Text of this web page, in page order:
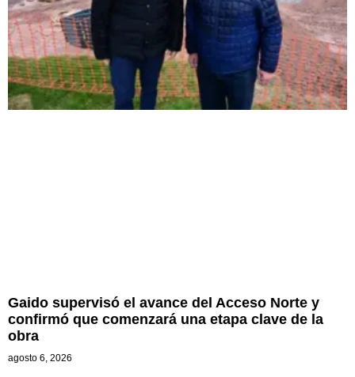
Gaido supervisó el avance del Acceso Norte y
confirmó que comenzará una etapa clave de la
obra
agosto 6, 2026